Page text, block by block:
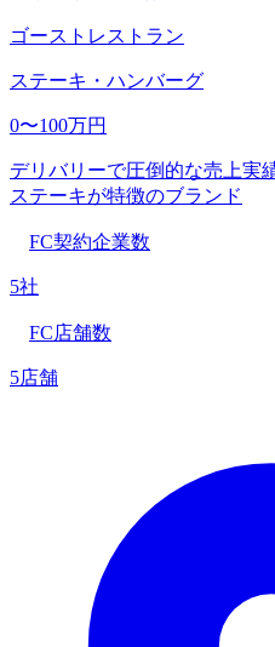
ゴーストレストラン
ステーキ・ハンバーグ
0〜100万円
デリバリーで圧倒的な売上実
ステーキが特徴のブランド
FC契約企業数
5社
FC店舗数
5店舗